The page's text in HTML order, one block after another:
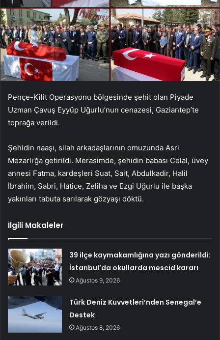
Pençe-Kilit Operasyonu bölgesinde şehit olan Piyade
Uzman Çavuş Eyyüp Uğurlu’nun cenazesi, Gaziantep’te
toprağa verildi.
Şehidin naaşı, silah arkadaşlarının omuzunda Asri
Mezarlı’ğa getirildi. Merasimde, şehidin babası Celal, üvey
annesi Fatma, kardeşleri Suat, Sait, Abdulkadir, Halil
İbrahim, Sabri, Hatice, Zeliha ve Ezgi Uğurlu ile başka
yakınları tabuta sarılarak gözyaşı döktü.
İlgili Makaleler
39 ilçe kaymakamlığına yazı gönderildi:
İstanbul’da okullarda mescid kararı
Ağustos 9, 2026
Türk Deniz Kuvvetleri’nden Senegal’e
Destek
Ağustos 8, 2026